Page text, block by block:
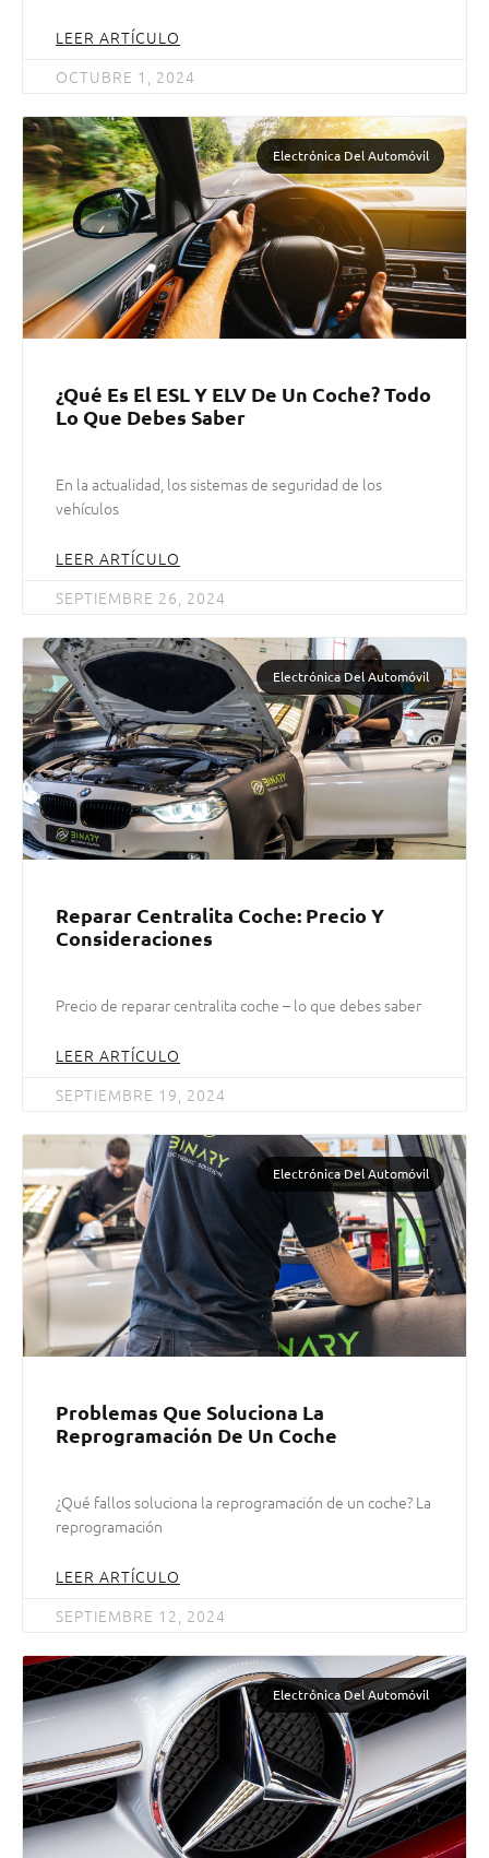
LEER ARTÍCULO
OCTUBRE 1, 2024
Electrónica Del Automóvil
¿Qué Es El ESL Y ELV De Un Coche? Todo
Lo Que Debes Saber
En la actualidad, los sistemas de seguridad de los
vehículos
LEER ARTÍCULO
SEPTIEMBRE 26, 2024
Electrónica Del Automóvil
Reparar Centralita Coche: Precio Y
Consideraciones
Precio de reparar centralita coche – lo que debes saber
LEER ARTÍCULO
SEPTIEMBRE 19, 2024
Electrónica Del Automóvil
Problemas Que Soluciona La
Reprogramación De Un Coche
¿Qué fallos soluciona la reprogramación de un coche? La
reprogramación
LEER ARTÍCULO
SEPTIEMBRE 12, 2024
Electrónica Del Automóvil